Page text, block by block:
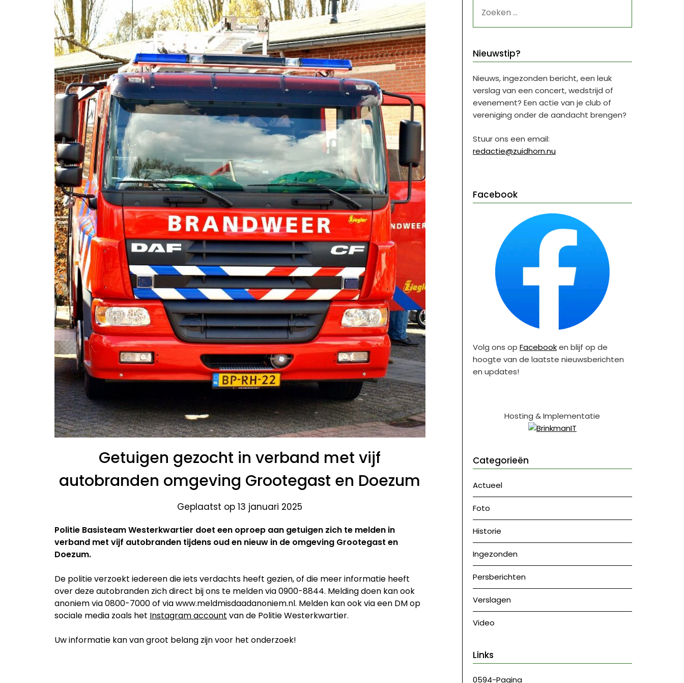
Getuigen gezocht in verband met vijf
autobranden omgeving Grootegast en Doezum
Geplaatst op 13 januari 2025
Politie Basisteam Westerkwartier doet een oproep aan getuigen zich te melden in
verband met vijf autobranden tijdens oud en nieuw in de omgeving Grootegast en
Doezum.
De politie verzoekt iedereen die iets verdachts heeft gezien, of die meer informatie heeft
over deze autobranden zich direct bij ons te melden via 0900-8844. Melding doen kan ook
anoniem via 0800-7000 of via www.meldmisdaadanoniem.nl. Melden kan ook via een DM op
sociale media zoals het Instagram account van de Politie Westerkwartier.
Uw informatie kan van groot belang zijn voor het onderzoek!
NAAR:
Nieuwstip?
Nieuws, ingezonden bericht, een leuk
verslag van een concert, wedstrijd of
evenement? Een actie van je club of
vereniging onder de aandacht brengen?
Stuur ons een email:
redactie@zuidhorn.nu
Facebook
Volg ons op Facebooken blijf op de
hoogte van de laatste nieuwsberichten
en updates!
Hosting & Implementatie
Categorieën
Actueel
Foto
Historie
Ingezonden
Persberichten
Verslagen
Video
Links
0594-Pagina